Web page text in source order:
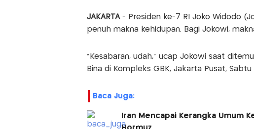
JAKARTA - Presiden ke-7 RI Joko Widodo
penuh makna kehidupan. Bagi Jokowi,
“Kesabaran, udah,” ucap Jokowi saat
Bina di Kompleks GBK, Jakarta Pusat, Sabtu
Baca Juga:
Iran Mencapai Kerangka Umum